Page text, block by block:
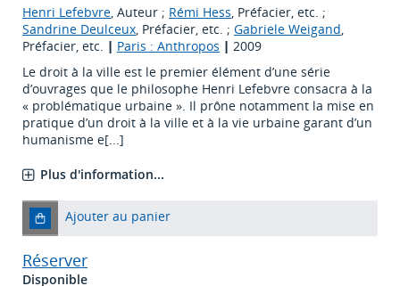
Henri Lefebvre, Auteur ; Rémi Hess, Préfacier, etc. ;
Sandrine Deulceux, Préfacier, etc. ; Gabriele Weigand,
Préfacier, etc. | Paris : Anthropos | 2009
Le droit à la ville est le premier élément d’une série
d’ouvrages que le philosophe Henri Lefebvre consacra à la
« problématique urbaine ». Il prône notamment la mise en
pratique d’un droit à la ville et à la vie urbaine garant d’un
humanisme e[...]
Plus d'information...
Ajouter au panier
Réserver
Disponible